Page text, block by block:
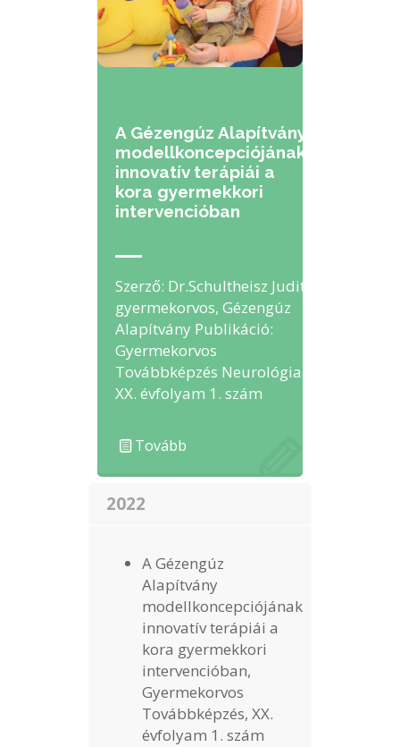
A Gézengúz Alapítvány
modellkoncepciójának
innovatív terápiái a
kora gyermekkori
intervencióban
Szerző: Dr.Schultheisz Judit
gyermekorvos, Gézengúz
Alapítvány Publikáció:
Gyermekorvos
Továbbképzés Neurológia
XX. évfolyam 1. szám
Tovább
2022
A Gézengúz
Alapítvány
modellkoncepciójának
innovatív terápiái a
kora gyermekkori
intervencióban,
Gyermekorvos
Továbbképzés, XX.
évfolyam 1. szám